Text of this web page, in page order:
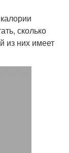
сколько
из них имеет